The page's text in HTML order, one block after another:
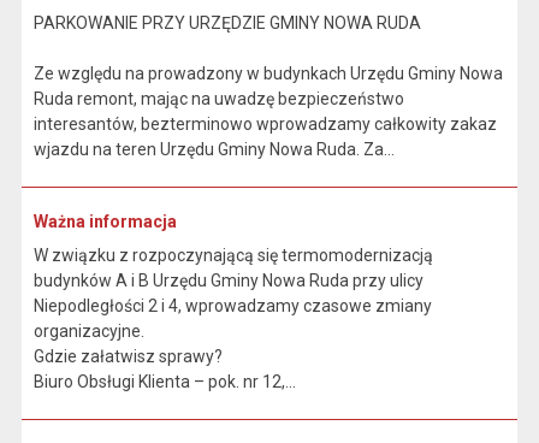
PARKOWANIE PRZY URZĘDZIE GMINY NOWA RUDA
Ze względu na prowadzony w budynkach Urzędu Gminy Nowa
Ruda remont, mając na uwadzę bezpieczeństwo
interesantów, bezterminowo wprowadzamy całkowity zakaz
wjazdu na teren Urzędu Gminy Nowa Ruda. Za...
Ważna informacja
W związku z rozpoczynającą się termomodernizacją
budynków A i B Urzędu Gminy Nowa Ruda przy ulicy
Niepodległości 2 i 4, wprowadzamy czasowe zmiany
organizacyjne.
Gdzie załatwisz sprawy?
Biuro Obsługi Klienta – pok. nr 12,...